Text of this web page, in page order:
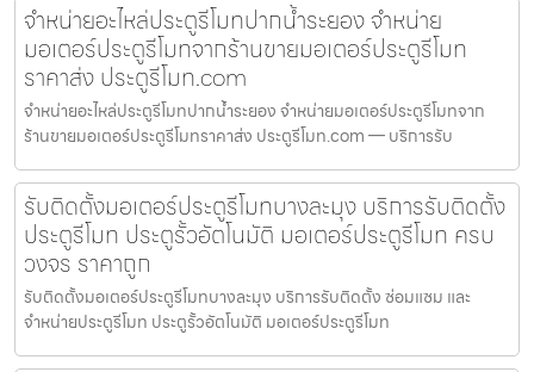
จำหน่ายอะไหล่ประตูรีโมทปากน้ำระยอง จำหน่าย
มอเตอร์ประตูรีโมทจากร้านขายมอเตอร์ประตูรีโมท
ราคาส่ง ประตูรีโมท.com
จำหน่ายอะไหล่ประตูรีโมทปากน้ำระยอง จำหน่ายมอเตอร์ประตูรีโมทจาก
ร้านขายมอเตอร์ประตูรีโมทราคาส่ง ประตูรีโมท.com — บริการรับ
รับติดตั้งมอเตอร์ประตูรีโมทบางละมุง บริการรับติดตั้ง
ประตูรีโมท ประตูรั้วอัตโนมัติ มอเตอร์ประตูรีโมท ครบ
วงจร ราคาถูก
รับติดตั้งมอเตอร์ประตูรีโมทบางละมุง บริการรับติดตั้ง ซ่อมแซม และ
จำหน่ายประตูรีโมท ประตูรั้วอัตโนมัติ มอเตอร์ประตูรีโมท